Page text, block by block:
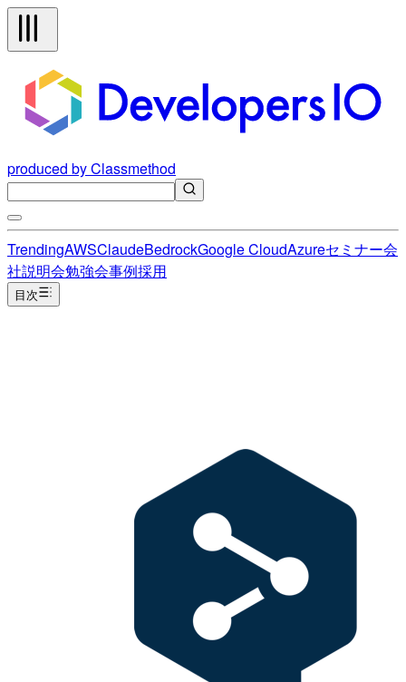
produced by Classmethod
TrendingAWSClaudeBedrockGoogle CloudAzureセミナー会
社説明会勉強会事例採用
目次